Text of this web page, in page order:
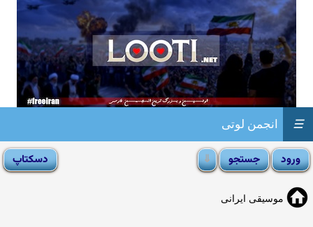
انجمن لوتی ☰
موسیقی ایرانی